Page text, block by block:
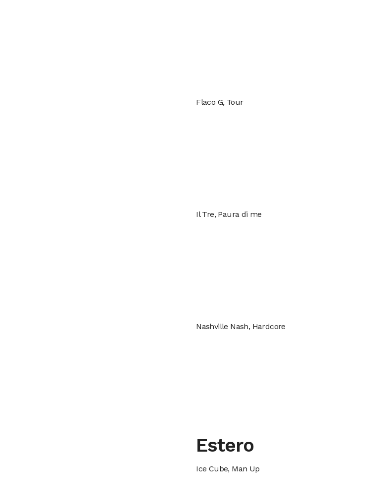
Flaco G, Tour
Il Tre, Paura di me
Nashville Nash, Hardcore
Estero
Ice Cube, Man Up